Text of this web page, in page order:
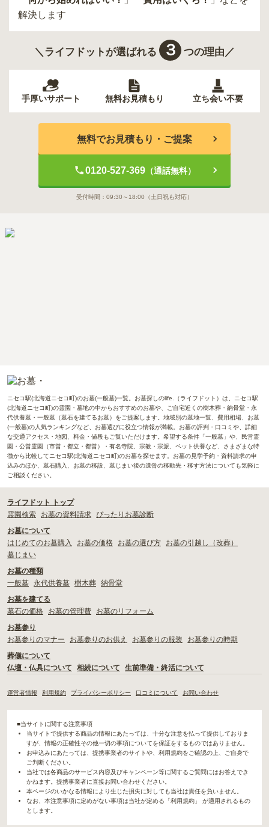
解決します
＼ライフドットが選ばれる ３ つの理由／
手厚いサポート 無料お見積もり 立ち会い不要
無料でお見積もり・ご提案
0120-527-369（通話無料）
受付時間： 09:30～18:00 （土日祝も対応）
ニセコ駅(北海道ニセコ町)のお墓(一般墓)一覧。お墓探しのlife.（ライフドット）は、ニセコ駅
(北海道ニセコ町)の霊園・墓地の中からおすすめのお墓や、ご自宅近くの樹木葬・納骨堂・永
代供養墓・一般墓（墓石を建てるお墓）をご提案します。地域別の墓地一覧、費用相場、お墓
(一般墓)の人気ランキングなど、お墓選びに役立つ情報が満載。お墓の評判・口コミや、詳細
な交通アクセス・地図、料金・値段もご覧いただけます。希望する条件「一般墓」や、民営霊
園・公営霊園（市営・都立・都営）・有名寺院、宗教・宗派、ペット供養など、さまざまな特
徴から比較してニセコ駅(北海道ニセコ町)のお墓を探せます。お墓の見学予約・資料請求の申
込みのほか、墓石購入、お墓の移設、墓じまい後の遺骨の移動先・移す方法についても気軽に
ご相談ください。
ライフドット トップ
霊園検索
お墓の資料請求 ぴったりお墓診断
お墓について
はじめてのお墓購入
お墓の価格 お墓の選び方
お墓の引越し（改葬）
墓じまい
お墓の種類
一般墓
永代供養墓 樹木葬 納骨堂
お墓を建てる
墓石の価格
お墓の管理費
お墓のリフォーム
お墓参り
お墓参りのマナー
お墓参りのお供え お墓参りの服装
お墓参りの時期
葬儀について
仏壇・仏具について
相続について 生前準備・終活について
運営者情報 利用規約 プライバシーポリシー 口コミについて お問い合わせ
■当サイトに関する注意事項
当サイトで提供する商品の情報にあたっては、十分な注意を払って提供しておりま
すが、情報の正確性その他一切の事項についてを保証をするものではありません。
お申込みにあたっては、提携事業者のサイトや、利用規約をご確認の上、ご自身で
ご判断ください。
当社では各商品のサービス内容及びキャンペーン等に関するご質問にはお答えでき
かねます。提携事業者に直接お問い合わせください。
本ページのいかなる情報により生じた損失に対しても当社は責任を負いません。
なお、本注意事項に定めがない事項は当社が定める「利用規約」 が適用されるもの
とします。